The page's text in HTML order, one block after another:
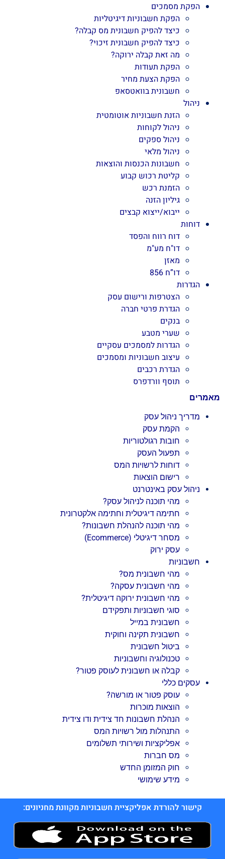
הפקת מסמכים
הפקת חשבוניות דיגיטליות
כיצד להפיק חשבונית מס קבלה?
כיצד להפיק חשבונית זיכוי?
מה זאת קבלה ירוקה?
הפקת תעודות
הפקת הצעת מחיר
חשבונית בוואטסאפ
ניהול
הזנת חשבוניות אוטומטית
ניהול לקוחות
ניהול ספקים
ניהול מלאי
חשבונות הכנסות והוצאות
קליטת רכוש קבוע
הזמנת רכש
גיליון הזנה
ייבוא/ייצוא קבצים
דוחות
דוח רווח והפסד
דו"ח מע"מ
מאזן
דו”ח 856
הגדרות
הצטרפות ורישום עסק
הגדרת פרטי חברה
בנקים
שערי מטבע
הגדרות למסמכים עסקיים
עיצוב חשבוניות ומסמכים
הגדרת רכבים
תוסף וורדפרס
מאמרים
מדריך ניהול עסק
הקמת עסק
חובות רגולטוריות
תפעול העסק
דוחות לרשויות המס
רישום הוצאות
ניהול עסק באינטרנט
מהי תוכנה לניהול עסק?
חתימה דיגיטלית וחתימה אלקטרונית
מהי תוכנה להנהלת חשבונות?
מסחר דיגיטלי (Ecommerce)
עסק ירוק
חשבוניות
מהי חשבונית מס?
מהי חשבונית עסקה?
מהי חשבונית ירוקה דיגיטלית?
סוגי חשבוניות ותפקידם
חשבונית במייל
חשבונית תקינה וחוקית
ביטול חשבונית
טכנולוגיה וחשבוניות
קבלה או חשבונית לעוסק פטור?
עסקים כללי
עוסק פטור או מורשה?
הוצאות מוכרות
הנהלת חשבונות חד צידית ודו צידית
התנהלות מול רשויות המס
אפליקציות ושירותי תשלומים
מס חברות
חוק המזומן החדש
מידע שימושי
קישור להורדת אפליקציית חשבוניות מקוונת מחניונים: